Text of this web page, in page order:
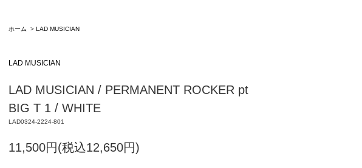
ホーム > LAD MUSICIAN
LAD MUSICIAN
LAD MUSICIAN / PERMANENT ROCKER pt
BIG T 1 / WHITE
LAD0324-2224-801
11,500円(税込12,650円)